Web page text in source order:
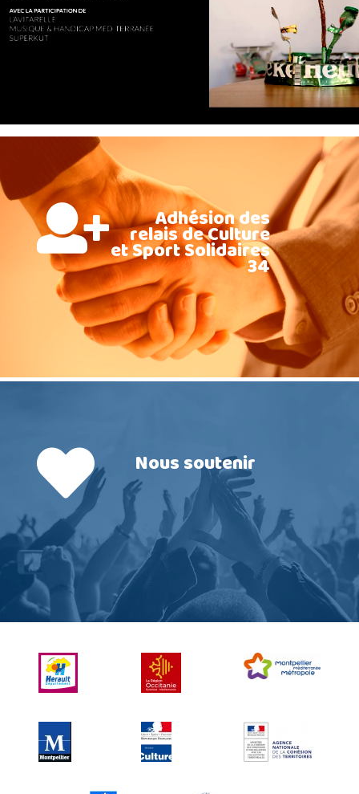
Adhésion des
relais de Culture
et Sport Solidaires
34
Nous soutenir